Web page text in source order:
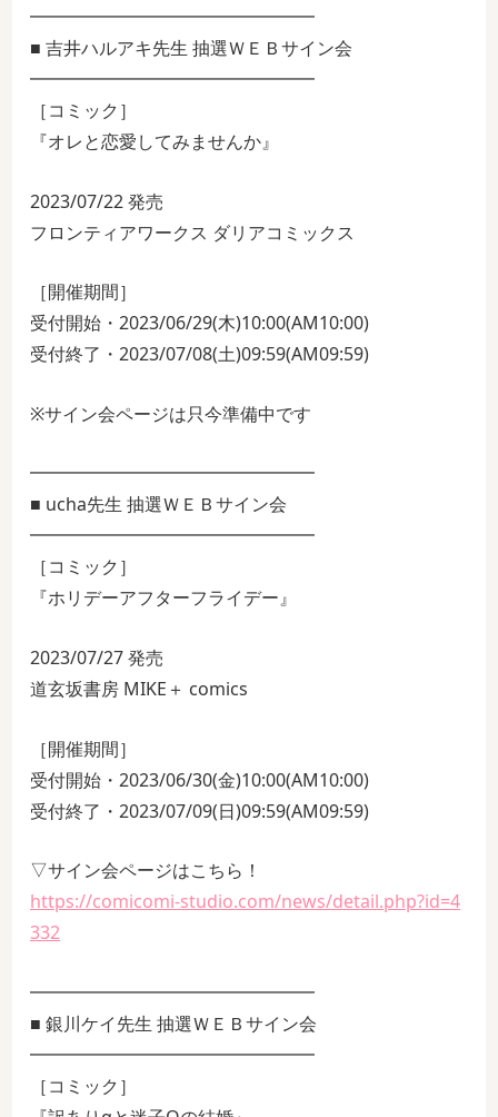
━━━━━━━━━━━━━━━━
■ 吉井ハルアキ先生 抽選ＷＥＢサイン会
━━━━━━━━━━━━━━━━
［コミック］
『オレと恋愛してみませんか』
2023/07/22 発売
フロンティアワークス ダリアコミックス
［開催期間］
受付開始・2023/06/29(木)10:00(AM10:00)
受付終了・2023/07/08(土)09:59(AM09:59)
※サイン会ページは只今準備中です
━━━━━━━━━━━━━━━━
■ ucha先生 抽選ＷＥＢサイン会
━━━━━━━━━━━━━━━━
［コミック］
『ホリデーアフターフライデー』
2023/07/27 発売
道玄坂書房 MIKE＋ comics
［開催期間］
受付開始・2023/06/30(金)10:00(AM10:00)
受付終了・2023/07/09(日)09:59(AM09:59)
▽サイン会ページはこちら！
https://comicomi-studio.com/news/detail.php?id=4
332
━━━━━━━━━━━━━━━━
■ 銀川ケイ先生 抽選ＷＥＢサイン会
━━━━━━━━━━━━━━━━
［コミック］